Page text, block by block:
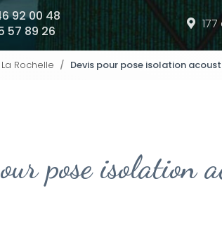
92 00 48
57 89 26
La Rochelle Devis pour pose isolation
pose isolation